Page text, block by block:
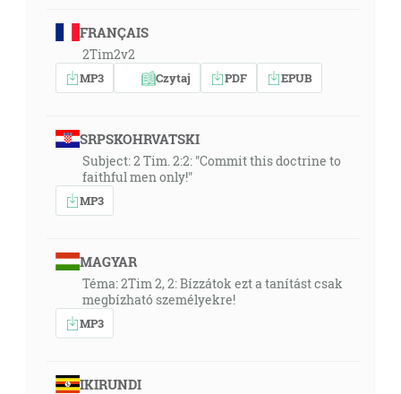
FRANÇAIS
2Tim2v2
MP3 Czytaj PDF EPUB
SRPSKOHRVATSKI
Subject: 2 Tim. 2:2: "Commit this doctrine to
faithful men only!"
MP3
MAGYAR
Téma: 2Tim 2, 2: Bízzátok ezt a tanítást csak
megbízható személyekre!
MP3
IKIRUNDI